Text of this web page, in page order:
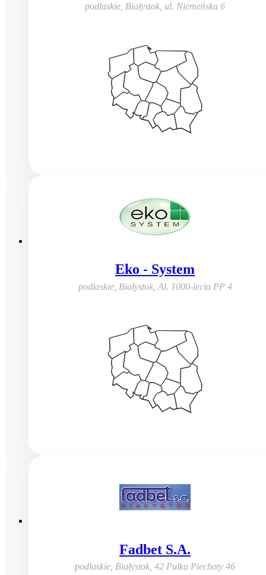
podlaskie, Białystok ul. Niemeńska 6
Eko - System
podlaskie, Białystok, Al. 1000-lecia PP 4
Fadbet S.A.
podlaskie, Białystok,42 Pułku Piechoty 46